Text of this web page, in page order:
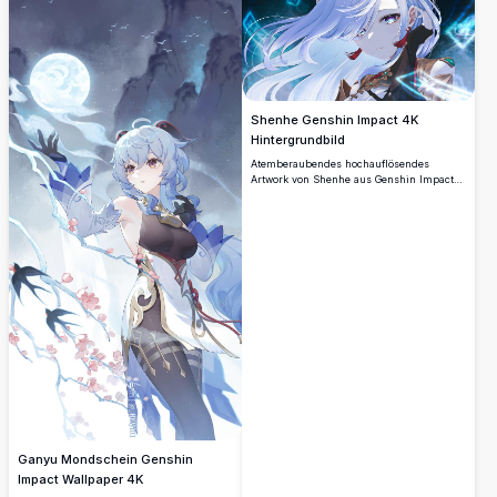
für Anime-Fans und Genshin-Spieler.
Ganyu Mondschein Genshin
Impact Wallpaper 4K
Shenhe Genshin Impact 4K
Hintergrundbild
Atemberaubendes hochauflösendes
Artwork von Shenhe aus Genshin Impact